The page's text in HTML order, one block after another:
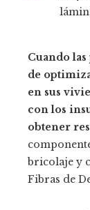
Cuando
de
en sus
con los
obtener
bricolaje y
Fibras de